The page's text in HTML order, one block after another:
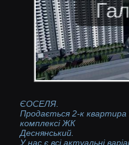
ЄОСЕЛЯ.
Продається 2-к
комплексі ЖК
Деснянський.
У нас є всі актуальні